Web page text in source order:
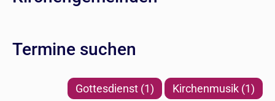
Termine suchen
Gottesdienst (1) Kirchenmusik (1)